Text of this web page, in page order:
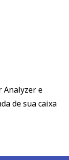
Analyzer e
de sua caixa